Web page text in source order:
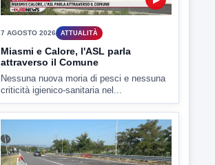
7 AGOSTO 2026 CRONACA
Ponte Valentino,21enne indagato:
Incidente mortale a Ponte Valentino,
indagato il 21enne alla guida...